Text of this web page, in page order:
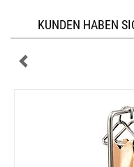
KUNDEN HABEN